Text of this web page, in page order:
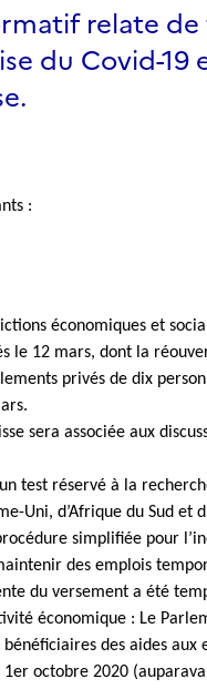
relate
du Covid-
:
économiques et
le 12 mars, dont la
privés de dix
sera associée aux
test réservé à la
Uni, d’Afrique du Sud et
simplifiée pour
des emplois
du versement a été
économique : Le
des aides
octobre 2020